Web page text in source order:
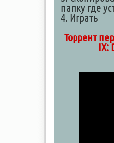
папку где
4. Играть
Торрент
IX: